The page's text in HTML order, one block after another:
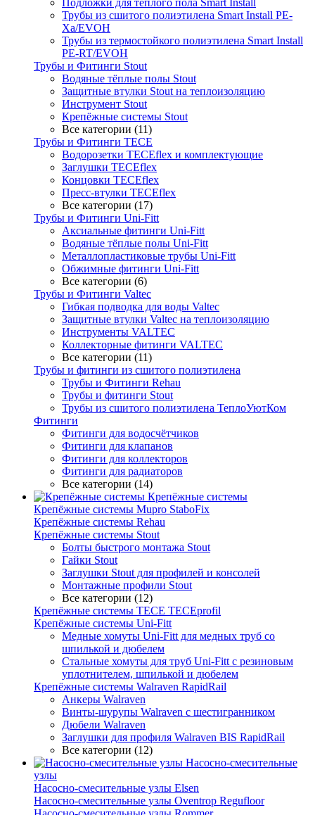
Подложки для тёплого пола Smart Install
Трубы из сшитого полиэтилена Smart Install PE-
Xa/EVOH
Трубы из термостойкого полиэтилена Smart Install
PE-RT/EVOH
Трубы и Фитинги Stout
Водяные тёплые полы Stout
Защитные втулки Stout на теплоизоляцию
Инструмент Stout
Крепёжные системы Stout
Все категории (11)
Трубы и Фитинги TECE
Водорозетки TECEflex и комплектующие
Заглушки TECEflex
Концовки TECEflex
Пресс-втулки TECEflex
Все категории (17)
Трубы и Фитинги Uni-Fitt
Аксиальные фитинги Uni-Fitt
Водяные тёплые полы Uni-Fitt
Металлопластиковые трубы Uni-Fitt
Обжимные фитинги Uni-Fitt
Все категории (6)
Трубы и Фитинги Valtec
Гибкая подводка для воды Valtec
Защитные втулки Valtec на теплоизоляцию
Инструменты VALTEC
Коллекторные фитинги VALTEC
Все категории (11)
Трубы и фитинги из сшитого полиэтилена
Трубы и Фитинги Rehau
Трубы и фитинги Stout
Трубы из сшитого полиэтилена ТеплоУютКом
Фитинги
Фитинги для водосчётчиков
Фитинги для клапанов
Фитинги для коллекторов
Фитинги для радиаторов
Все категории (14)
Крепёжные системы
Крепёжные системы Mupro StaboFix
Крепёжные системы Rehau
Крепёжные системы Stout
Болты быстрого монтажа Stout
Гайки Stout
Заглушки Stout для профилей и консолей
Монтажные профили Stout
Все категории (12)
Крепёжные системы TECE TECEprofil
Крепёжные системы Uni-Fitt
Медные хомуты Uni-Fitt для медных труб со
шпилькой и дюбелем
Стальные хомуты для труб Uni-Fitt с резиновым
уплотнителем, шпилькой и дюбелем
Крепёжные системы Walraven RapidRail
Анкеры Walraven
Винты-шурупы Walraven с шестигранником
Дюбели Walraven
Заглушки для профиля Walraven BIS RapidRail
Все категории (12)
Насосно-смесительные
узлы
Насосно-смесительные узлы Elsen
Насосно-смесительные узлы Oventrop Regufloor